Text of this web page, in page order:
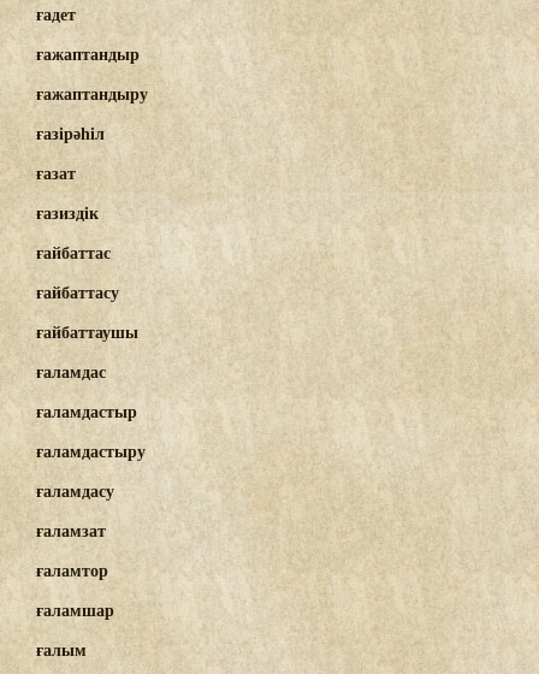
ғадет
ғажаптандыр
ғажаптандыру
ғазірәһіл
ғазат
ғазиздік
ғайбаттас
ғайбаттасу
ғайбаттаушы
ғаламдас
ғаламдастыр
ғаламдастыру
ғаламдасу
ғаламзат
ғаламтор
ғаламшар
ғалым